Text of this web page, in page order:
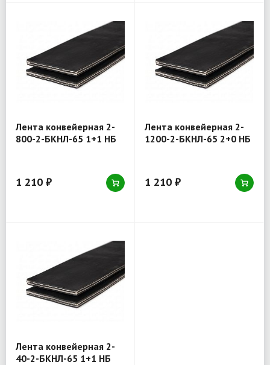
Лента конвейерная 2-
800-2-БКНЛ-65 1+1 НБ
1 210 ₽
Лента конвейерная 2-
1200-2-БКНЛ-65 2+0 НБ
1 210 ₽
Лента конвейерная 2-
40-2-БКНЛ-65 1+1 НБ